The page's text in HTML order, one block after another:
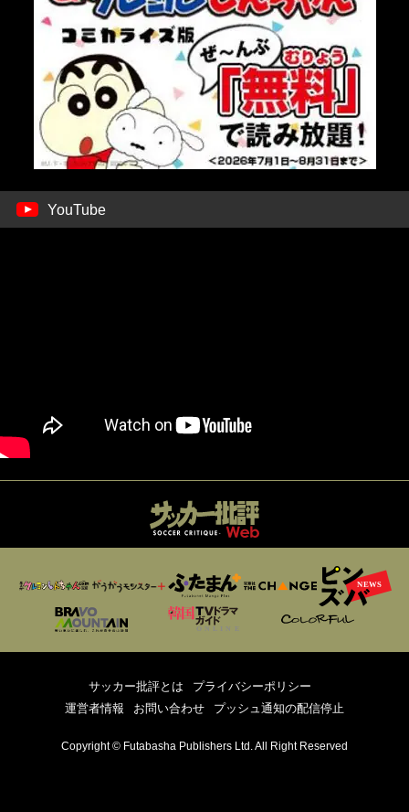
YouTube
サッカー批評とは
プライバシーポリシー
運営者情報
お問い合わせ プッシュ通知の配信停止
Copyright © Futabasha Publishers Ltd. All Right Reserved